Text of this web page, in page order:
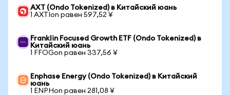
AXT (Ondo Tokenized) в Китайский юань
1 AXTIon равен 597,52 ¥
Franklin Focused Growth ETF (Ondo Tokenized) в
Китайский юань
1 FFOGon равен 337,56 ¥
Enphase Energy (Ondo Tokenized) в Китайский
юань
1 ENPHon равен 281,08 ¥